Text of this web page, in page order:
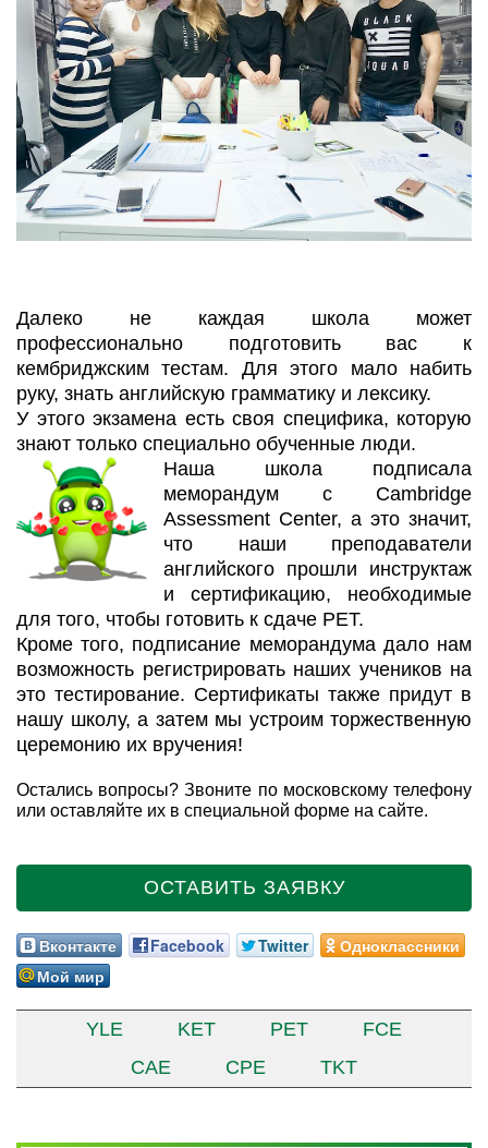
Далеко не каждая школа может
профессионально подготовить вас к
кембриджским тестам. Для этого мало набить
руку, знать английскую грамматику и лексику.
У этого экзамена есть своя специфика, которую
знают только специально обученные люди.
Наша школа подписала
меморандум с Сambridge
Assessment Center, а это значит,
что наши преподаватели
английского прошли инструктаж
и сертификацию, необходимые
для того, чтобы готовить к сдаче PET.
Кроме того, подписание меморандума дало нам
возможность регистрировать наших учеников на
это тестирование. Сертификаты также придут в
нашу школу, а затем мы устроим торжественную
церемонию их вручения!
Остались вопросы? Звоните по московскому телефону
или оставляйте их в специальной форме на сайте.
ОСТАВИТЬ ЗАЯВКУ
Вконтакте Facebook Twitter
Одноклассники
Мой мир
YLE KET PET
FCE
CAE
CPE TKT